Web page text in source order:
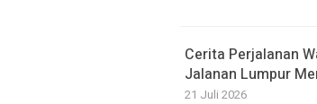
Cerita Perjalanan
Jalanan Lumpur
21 Juli 2026